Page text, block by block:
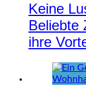
Keine
Beliebte
ihre